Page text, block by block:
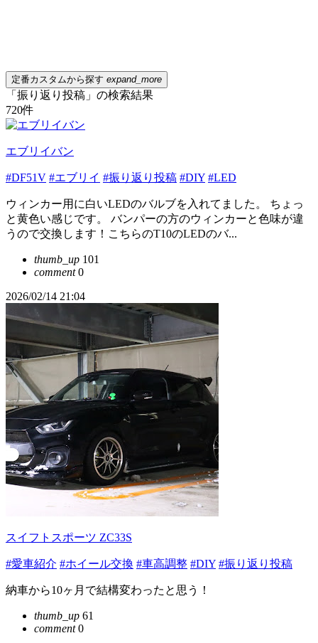
定番カスタムから探す expand_more
「振り返り投稿」の検索結果
720件
エブリイバン
#DF51V #エブリイ #振り返り投稿 #DIY #LED
ウィンカー用に白いLEDのバルブを入れてました。 ちょっ
と黄色い感じです。 バンパーの方のウィンカーと色味が違
うので交換します！こちらのT10のLEDのバ...
thumb_up 101
comment0
2026/02/14 21:04
スイフトスポーツ ZC33S
#愛車紹介 #ホイール交換 #車高調整 #DIY #振り返り投稿
納車から10ヶ月で結構変わったと思う！
thumb_up 61
comment0